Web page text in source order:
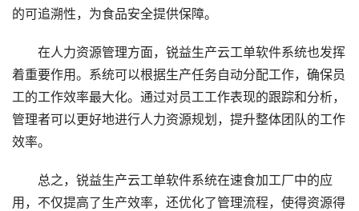
的可追溯性，为食品安全提供保障。
在人力资源管理方面，锐益生产云工单软件系统也发挥
着重要作用。系统可以根据生产任务自动分配工作，确保员
工的工作效率最大化。通过对员工工作表现的跟踪和分析，
管理者可以更好地进行人力资源规划，提升整体团队的工作
效率。
总之，锐益生产云工单软件系统在速食加工厂中的应
用，不仅提高了生产效率，还优化了管理流程，使得资源得